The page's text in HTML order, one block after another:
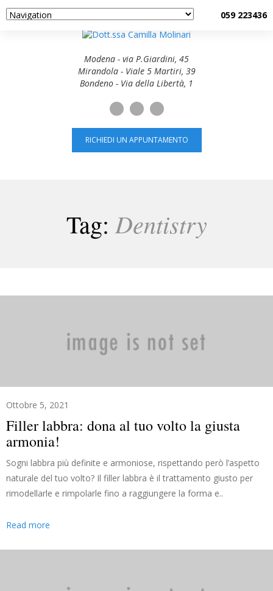
059 223436
Modena - via P.Giardini, 45
Mirandola - Viale 5 Martiri, 39
Bondeno - Via della Libertà, 1
RICHIEDI UN APPUNTAMENTO
Tag: Dentistry
Ottobre 5, 2021
Filler labbra: dona al tuo volto la giusta
armonia!
Sogni labbra più definite e armoniose, rispettando però l’aspetto
naturale del tuo volto? Il filler labbra è il trattamento giusto per
rimodellarle e rimpolarle fino a raggiungere la forma e..
Read more